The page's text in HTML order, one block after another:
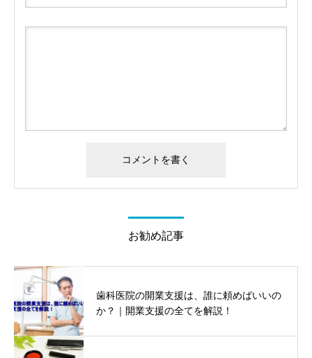
お勧め記事
歯科医院の開業支援は、誰に頼めばいいの
か？｜開業支援の全てを解説！